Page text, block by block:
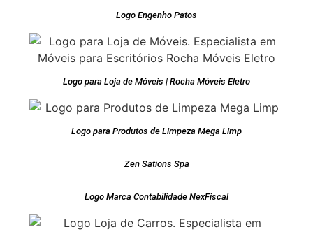
Logo Engenho Patos
Logo para Loja de Móveis | Rocha Móveis Eletro
Logo para Produtos de Limpeza Mega Limp
Zen Sations Spa
Logo Marca Contabilidade NexFiscal